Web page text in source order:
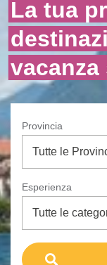
La tua
Provincia
Esperienza